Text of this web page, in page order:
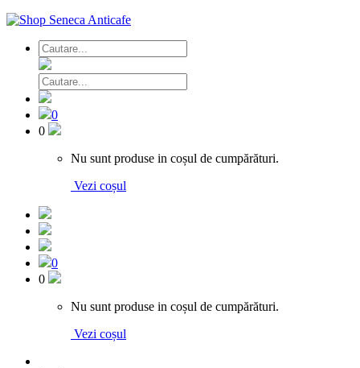
0
0
Nu sunt produse in coșul de cumpărături.
Vezi coșul
0
0
Nu sunt produse in coșul de cumpărături.
Vezi coșul